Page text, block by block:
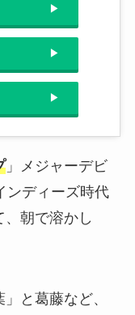
」メジャーデビ
ンディーズ時代
朝で溶かし
と葛藤など、